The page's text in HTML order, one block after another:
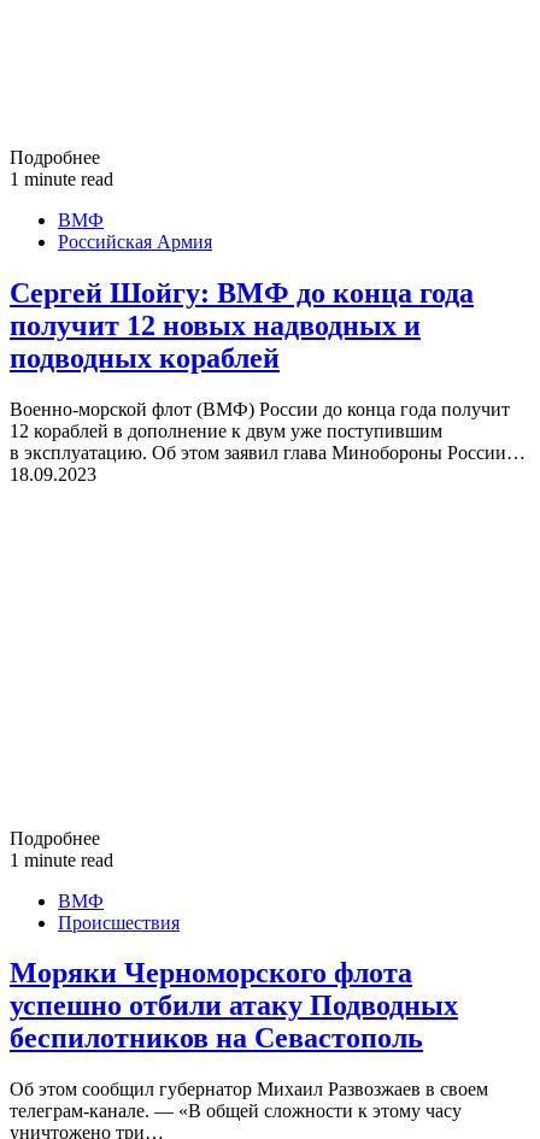
Подробнее
1 minute read
ВМФ
Российская Армия
Сергей Шойгу: ВМФ до конца года
получит 12 новых надводных и
подводных кораблей
Военно-морской флот (ВМФ) России до конца года получит
12 кораблей в дополнение к двум уже поступившим
в эксплуатацию. Об этом заявил глава Минобороны России…
18.09.2023
Подробнее
1 minute read
ВМФ
Происшествия
Моряки Черноморского флота
успешно отбили атаку Подводных
беспилотников на Севастополь
Об этом сообщил губернатор Михаил Развозжаев в своем
телеграм-канале. — «В общей сложности к этому часу
уничтожено три…